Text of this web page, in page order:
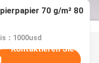
70 g/m² 80
：1000usd
Kontaktieren Sie